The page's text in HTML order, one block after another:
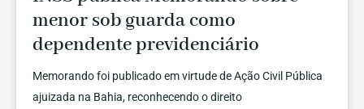
menor sob guarda como
dependente previdenciário
Memorando foi publicado em virtude de Ação Civil Pública
ajuizada na Bahia, reconhecendo o direito